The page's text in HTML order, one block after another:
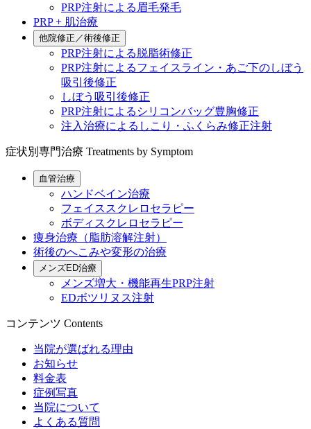
PRP注射による眉毛発毛
PRP + 肌治療
他院修正／術後修正
PRP注射による脱脂術修正
PRP注射によるフェイスライン・あご下のしぼう
吸引後修正
しぼう吸引後修正
PRP注射によるシリコンバッグ豊胸修正
注入治療によるしこり・ふくらみ修正注射
症状別専門治療 Treatments by Symptom
血管治療
ハンドベイン治療
フェイススクレロセラピー
ボディスクレロセラピー
痩身治療（脂肪溶解注射）
術後のへこみや変形の治療
メンズED治療
メンズ増大・機能再生PRP注射
EDボツリヌス注射
コンテンツ Contents
当院が選ばれる理由
お知らせ
料金表
症例写真
当院について
よくある質問